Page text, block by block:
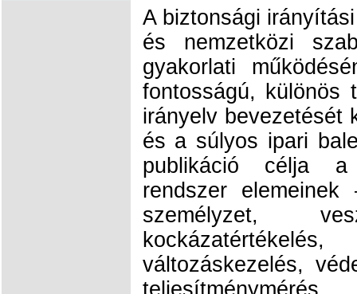
A biztonsági
és nemzetközi
gyakorlati
fontosságú, különös
irányelv bevezetését
és a súlyos ipari
publikáció célja a
rendszer
személyzet,
változáskezelés,